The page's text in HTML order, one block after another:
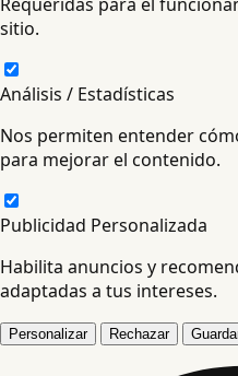
sitio.
Análisis / Estadísticas
Nos permiten entender
para mejorar el contenido.
Publicidad Personalizada
Habilita anuncios y
adaptadas a tus intereses.
Personalizar Rechazar